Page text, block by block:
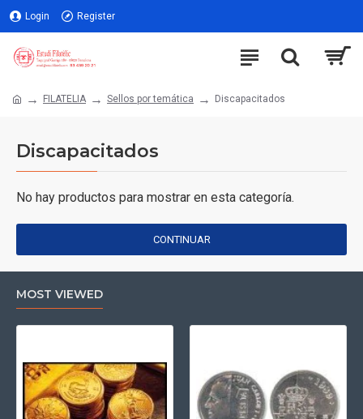
Login Register
FILATELIA Sellos por temática Discapacitados
Discapacitados
No hay productos para mostrar en esta categoría.
CONTINUAR
MOST VIEWED